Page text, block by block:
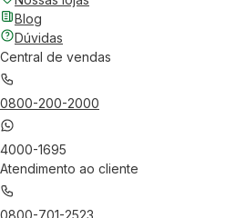
Blog
Dúvidas
Central de vendas
0800-200-2000
4000-1695
Atendimento ao cliente
0800-701-2523